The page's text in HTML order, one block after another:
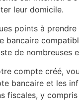
leur domicile.
points à
bancaire
de nombreuses
compte créé,
bancaire et les
fiscales, y